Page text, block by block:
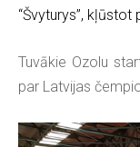
“Švyturys”, kļūstot
Tuvākie Ozolu
par Latvijas